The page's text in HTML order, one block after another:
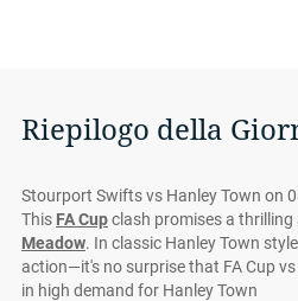
Riepilogo della
Stourport Swifts vs Hanley Town on
This FA Cupclash promises a
Meadow. In classic Hanley Town
action—it's no surprise that FA Cup
in high demand for Hanley Town